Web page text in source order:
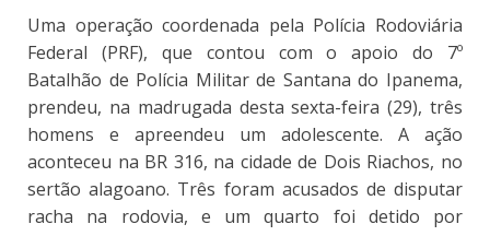
Uma operação coordenada pela Polícia Rodoviária
Federal (PRF), que contou com o apoio do 7º
Batalhão de Polícia Militar de Santana do Ipanema,
prendeu, na madrugada desta sexta-feira (29), três
homens e apreendeu um adolescente. A ação
aconteceu na BR 316, na cidade de Dois Riachos, no
sertão alagoano. Três foram acusados de disputar
racha na rodovia, e um quarto foi detido por